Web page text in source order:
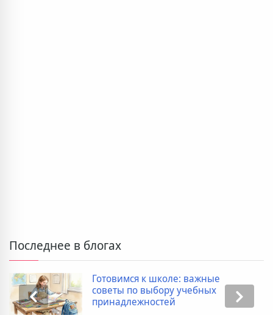
Последнее в блогах
Готовимся к школе: важные
советы по выбору учебных
принадлежностей